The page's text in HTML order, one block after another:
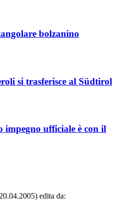
bolzanino
si trasferisce al Südtirol
ufficiale è con il
edita da: